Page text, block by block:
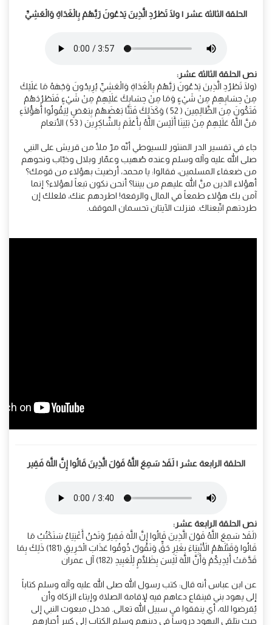
الحلقة الثالثة عشر | ولَا تَطْرُدِ الَّذِينَ يَدْعُونَ رَبَّهُمْ بِالْغَدَاةِ وَالْعَشِيِّ
نص الحلقة الثالثة عشر:
(ولَا تَطْرُدِ الَّذِينَ يَدْعُونَ رَبَّهُمْ بِالْغَدَاةِ وَالْعَشِيِّ يُرِيدُونَ وَجْهَهُ مَا عَلَيْكَ
مِنْ حِسَابِهِمْ مِنْ شَيْءٍ وَمَا مِنْ حِسَابِكَ عَلَيْهِمْ مِنْ شَيْءٍ فَتَطْرُدَهُمْ
فَتَكُونَ مِنَ الظَّالِمِينَ ( 52 ) وَكَذَلِكَ فَتَنَّا بَعْضَهُمْ بِبَعْضٍ لِيَقُولُوا أَهَؤُلَاءِ
مَنَّ اللَّهُ عَلَيْهِمْ مِنْ بَيْنِنَا أَلَيْسَ اللَّهُ بِأَعْلَمَ بِالشَّاكِرِينَ ( 53 ) الأنعام
جاء في تفسير الدر المنثور للسيوطي أنّه مرّ ملأ من قريش على النبي
صلى الله عليه وآله وسلم وعنده صُهيب وعمّار وبلال وخبّاب ونحوهم
من ضعفاء المسلمين، فقالوا: يا محمد، أرضيتَ بهؤلاء من قومك؟
أهؤلاء الذين منَّ الله عليهم من بيننا؟ أنحن نكون تبعاً لهؤلاء؟ إنما
آمن بك هؤلاء طمعاً في المال والرفعة! اطردهم عنك، فلعلك إن
طردتهم اتّبعناك. فنزلت الآيتان تحسمان الموقف.
الحلقة الرابعة عشر | لَقَدْ سَمِعَ اللَّهُ قَوْلَ الَّذِينَ قَالُوا إِنَّ اللَّهَ فَقِير
نص الحلقة الرابعة عشر:
(لَقَدْ سَمِعَ اللَّهُ قَوْلَ الَّذِينَ قَالُوا إِنَّ اللَّهَ فَقِيرٌ وَنَحْنُ أَغْنِيَاءُ سَنَكْتُبُ مَا
قَالُوا وَقَتْلَهُمُ الْأَنْبِيَاءَ بِغَيْرِ حَقٍّ وَنَقُولُ ذُوقُوا عَذَابَ الْحَرِيقِ (181) ذَلِكَ بِمَا
قَدَّمَتْ أَيْدِيكُمْ وَأَنَّ اللَّهَ لَيْسَ بِظَلَّامٍ لِلْعَبِيدِ (182) آل عمران
عن ابن عباس أنه قال: كتب رسول الله صلى الله عليه وآله وسلم كتاباً
إلى يهود بني قينقاع دعاهم فيه لإقامة الصلاة وإيتاء الزكاة وأن
يُقرضوا لله، أي ينفقوا في سبيل الله تعالى. فدخل مبعوث النبي إلى
حيث يتلقى اليهود دروساً في دينهم وسلم الكتاب إلى كبير أحبارهم